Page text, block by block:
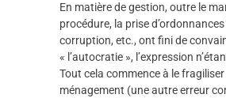
En matière de gestion, outre le
procédure, la prise
corruption, etc., ont fini de
« l’autocratie », l’expression
Tout cela commence à le
ménagement (une autre erreur